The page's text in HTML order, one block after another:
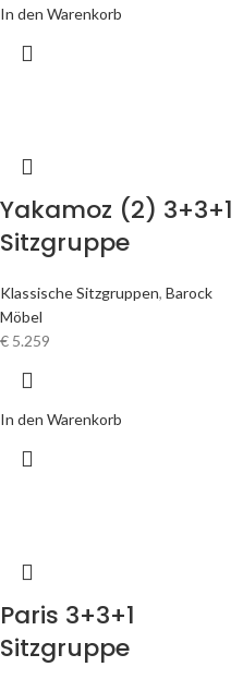
In den Warenkorb
Yakamoz (2) 3+3+1
Sitzgruppe
Klassische Sitzgruppen, Barock
Möbel
€ 5.259
In den Warenkorb
Paris 3+3+1
Sitzgruppe